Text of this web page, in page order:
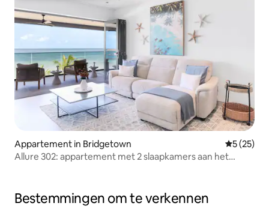
Appartement in Bridgetown
5 (25)
Allure 302: appartement met 2 slaapkamers aan het
Bestemmingen om te verkennen